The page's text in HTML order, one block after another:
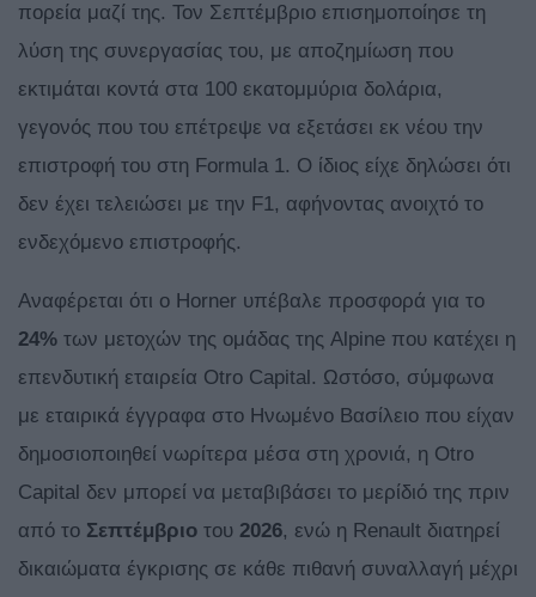
πορεία μαζί της. Τον Σεπτέμβριο επισημοποίησε τη
λύση της συνεργασίας του, με αποζημίωση που
εκτιμάται κοντά στα 100 εκατομμύρια δολάρια,
γεγονός που του επέτρεψε να εξετάσει εκ νέου την
επιστροφή του στη Formula 1. Ο ίδιος είχε δηλώσει ότι
δεν έχει τελειώσει με την F1, αφήνοντας ανοιχτό το
ενδεχόμενο επιστροφής.
Αναφέρεται ότι ο Horner υπέβαλε προσφορά για το
24% των μετοχών της ομάδας της Alpine που κατέχει η
επενδυτική εταιρεία Otro Capital. Ωστόσο, σύμφωνα
με εταιρικά έγγραφα στο Ηνωμένο Βασίλειο που είχαν
δημοσιοποιηθεί νωρίτερα μέσα στη χρονιά, η Otro
Capital δεν μπορεί να μεταβιβάσει το μερίδιό της πριν
από το Σεπτέμβριο του 2026, ενώ η Renault διατηρεί
δικαιώματα έγκρισης σε κάθε πιθανή συναλλαγή μέχρι